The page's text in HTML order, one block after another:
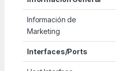
Información de
Marketing
Interfaces/Ports